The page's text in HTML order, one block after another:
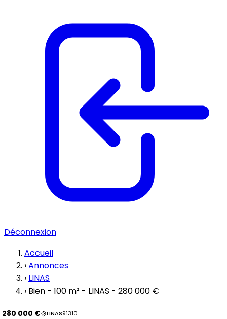
Déconnexion
Accueil
›Annonces
› LINAS
› Bien - 100 m² - LINAS - 280 000 €
280 000 € LINAS91310